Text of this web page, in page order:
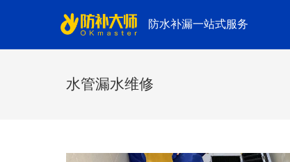
防水补漏一站式服务
水管漏水维修